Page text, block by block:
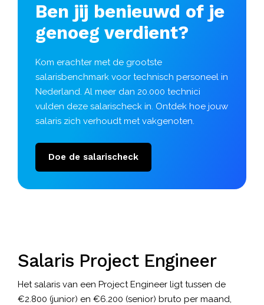
Ben jij benieuwd of je
genoeg verdient?
Kom erachter met de grootste
salarisbenchmark voor technisch personeel in
Nederland. Al meer dan 20.000 technici
vulden deze salarischeck in. Ontdek hoe jouw
salaris zich verhoudt met vakgenoten.
Doe de salarischeck
Salaris Project Engineer
Het salaris van een Project Engineer ligt tussen de
€2.800 (junior) en €6.200 (senior) bruto per maand,